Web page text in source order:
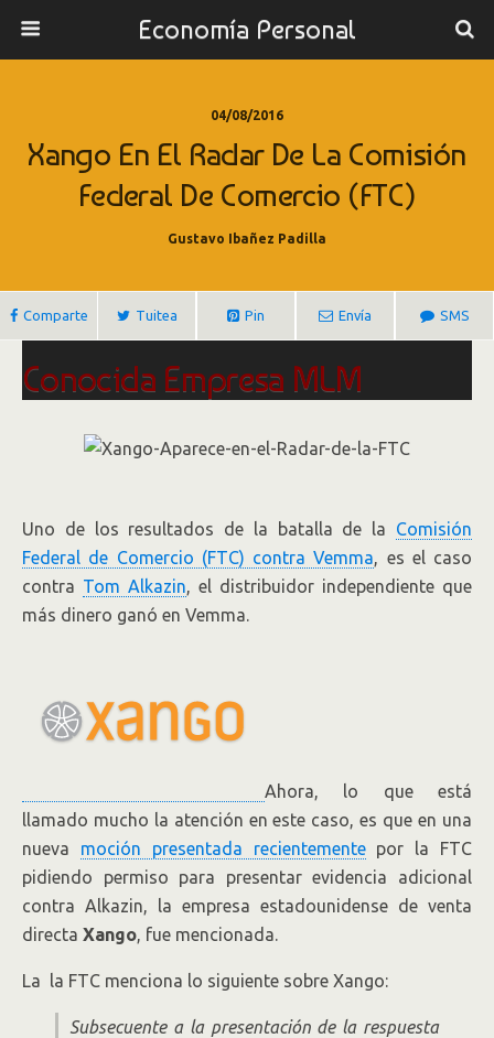
Economía Personal
04/08/2016
Xango En El Radar De La Comisión
Federal De Comercio (FTC)
Gustavo Ibañez Padilla
Comparte Tuitea Pin Envía SMS
Conocida Empresa MLM
Aparece en el Radar de la
Comisión Federal de Comercio
(FTC)
Uno de los resultados de la batalla de la Comisión
Federal de Comercio (FTC) contra Vemma, es el caso
contra Tom Alkazin, el distribuidor independiente que
más dinero ganó en Vemma.
Ahora, lo que está
llamado mucho la atención en este caso, es que en una
nueva moción presentada recientementepor la FTC
pidiendo permiso para presentar evidencia adicional
contra Alkazin, la empresa estadounidense de venta
directa Xango, fue mencionada.
La la FTC menciona lo siguiente sobre Xango:
Subsecuente a la presentación de la respuesta